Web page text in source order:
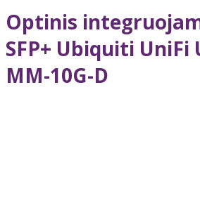
Optinis
SFP+ Ubiquiti UniFi
MM-10G-D